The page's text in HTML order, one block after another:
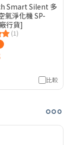
Smart Silent 多
氣淨化機 SP-
原廠行貨]
(1)
比較